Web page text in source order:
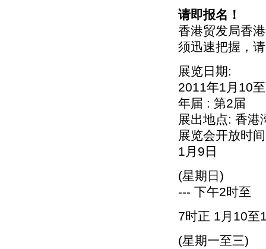
请即报名！
香港贸发局香
须迅速把握，
展览日期:
2011年1月10
年届 : 第2届
展出地点: 香港
展览会开放时
1月9日
(星期日)
--- 下午2时至
7时正 1月10至
(星期一至三)